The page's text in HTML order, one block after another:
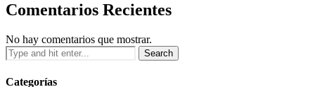
Comentarios Recientes
No hay comentarios que mostrar.
Categorías